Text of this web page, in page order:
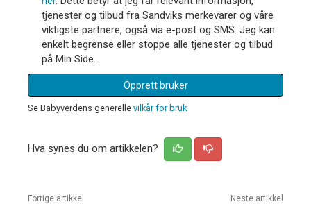
tjenester og tilbud fra Sandviks merkevarer og våre
viktigste partnere, også via e-post og SMS. Jeg kan
enkelt begrense eller stoppe alle tjenester og tilbud
på Min Side.
Opprett bruker
Se Babyverdens generelle vilkår for bruk
Hva synes du om artikkelen?
Forrige artikkel Neste artikkel